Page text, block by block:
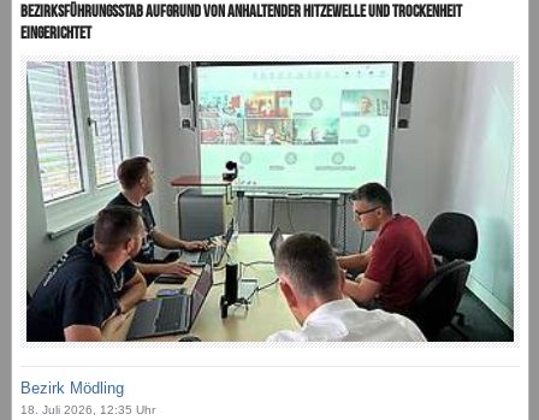
Bezirksführungsstab aufgrund von anhaltender Hitzewelle und Trockenheit
eingerichtet
Bezirk Mödling
18. Juli 2026, 12:35 Uhr